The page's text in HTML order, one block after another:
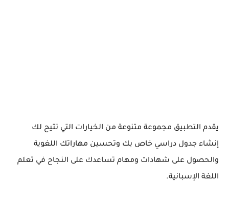
يقدم التطبيق مجموعة متنوعة من الخيارات التي تتيح لك
إنشاء جدول دراسي خاص بك وتحسين مهاراتك اللغوية
والحصول على شهادات ومهام تساعدك على النجاح في تعلم
اللغة الإسبانية.